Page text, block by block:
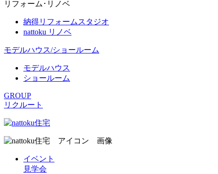
リフォーム･リノベ
納得リフォームスタジオ
nattoku リノベ
モデルハウス/ショールーム
モデルハウス
ショールーム
GROUP
リクルート
イベント
見学会